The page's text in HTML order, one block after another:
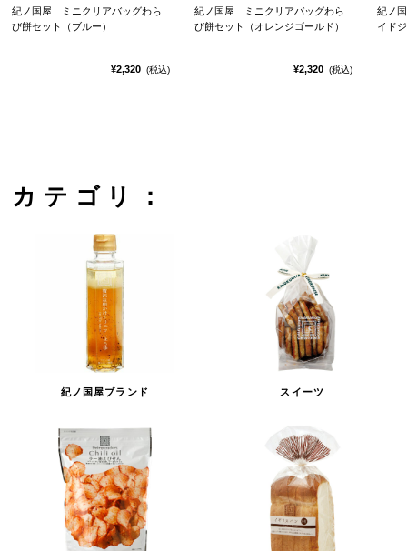
紀ノ国屋 ミニクリアバッグわら
び餅セット（ブルー）
¥2,320 (税込)
紀ノ国屋 ミニクリアバッグわら
び餅セット（オレンジゴールド）
¥2,320 (税込)
紀ノ
イド
カテゴリ：
紀ノ国屋ブランド スイーツ